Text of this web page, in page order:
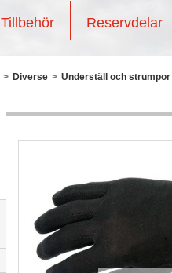
Tillbehör Reservdelar
> Diverse > Underställ och strumpor